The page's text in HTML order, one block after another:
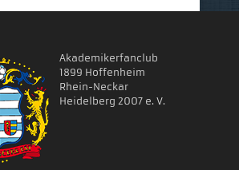
Akademikerfanclub
1899 Hoffenheim
Rhein-Neckar
Heidelberg 2007 e. V.